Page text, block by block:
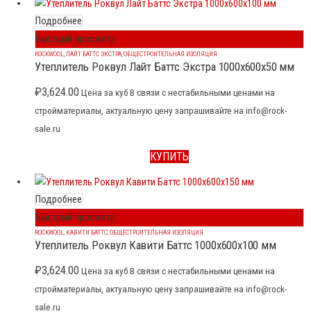
Подробнее
Быстрый просмотр
ROCKWOOL ЛАЙТ БАТТС ЭКСТРА ОБЩЕСТРОИТЕЛЬНАЯ ИЗОЛЯЦИЯ
Утеплитель Роквул Лайт Баттс Экстра 1000x600x50 мм
₽3,624.00 Цена за куб В связи с нестабильными ценами на
стройматериалы, актуальную цену запрашивайте на info@rock-
sale.ru
КУПИТЬ
Подробнее
Быстрый просмотр
ROCKWOOL КАВИТИ БАТТС ОБЩЕСТРОИТЕЛЬНАЯ ИЗОЛЯЦИЯ
Утеплитель Роквул Кавити Баттс 1000x600x100 мм
₽3,624.00 Цена за куб В связи с нестабильными ценами на
стройматериалы, актуальную цену запрашивайте на info@rock-
sale.ru